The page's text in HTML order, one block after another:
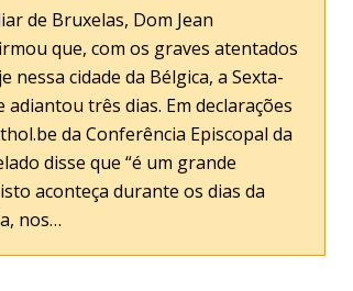
de Bruxelas, Dom Jean
que, com os graves atentados
nessa cidade da Bélgica, a Sexta-
adiantou três dias. Em declarações
da Conferência Episcopal da
disse que “é um grande
aconteça durante os dias da
nos…